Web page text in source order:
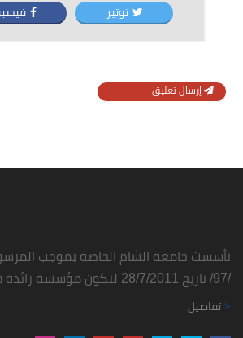
توتير
إرسال تعليق
تأسست جامعة الشام الخاصة بموجب
/97/ تاريخ 28/7/2011 لتكون مؤسسة رائدة في التعليم العالي.
تفاصيل